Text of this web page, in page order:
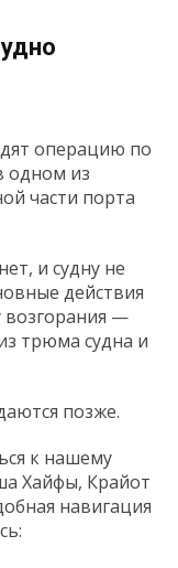
операцию по
одном из
части порта
и судну не
действия
возгорания —
трюма судна и
позже.
к нашему
Хайфы, Крайот
навигация